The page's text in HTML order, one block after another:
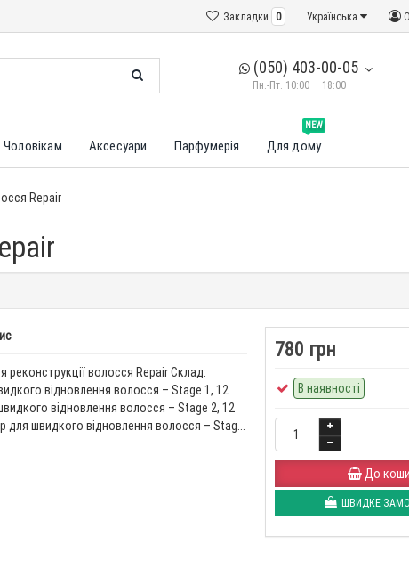
Українська
Закладки 0
(050) 403-00-05
Пн.-Пт. 10:00 — 18:00
Чоловікам Аксесуари Парфумерія
NEW
Для дому
Repair
реконструкції волосся Repair Склад:
відновлення волосся – Stage 1, 12
відновлення волосся – Stage 2, 12
для швидкого відновлення волосся – Stag...
780 грн
В наявності
До
ШВИДКЕ